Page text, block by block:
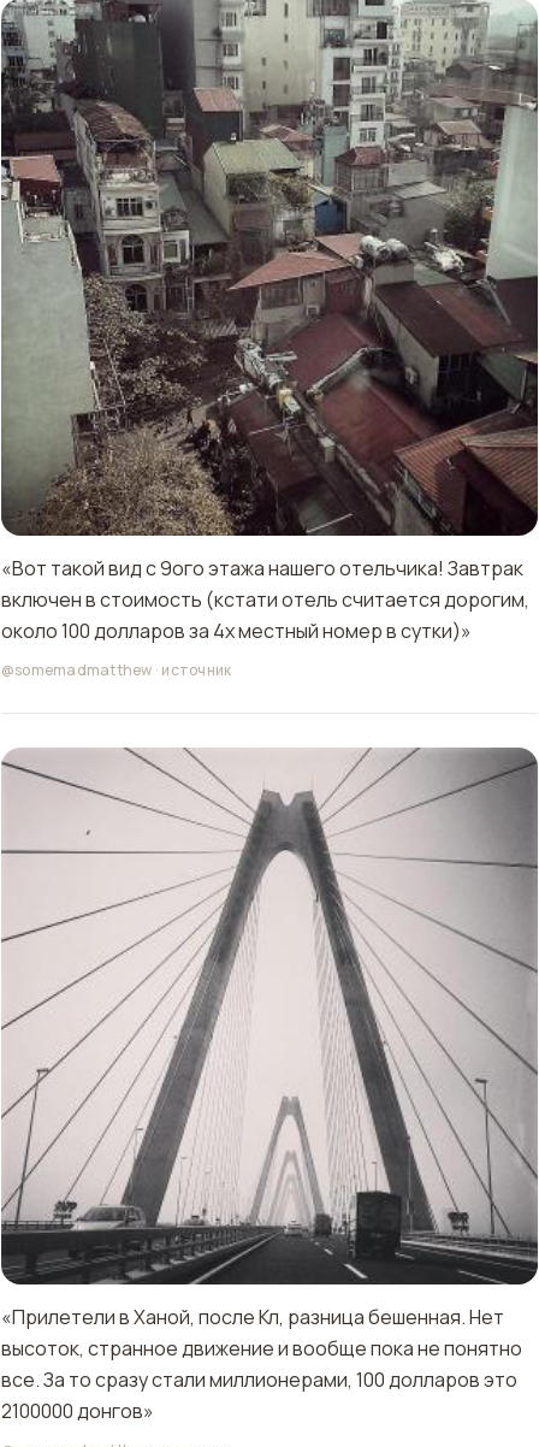
«Вот такой вид с 9ого этажа нашего отельчика! Завтрак
включен в стоимость (кстати отель считается дорогим,
около 100 долларов за 4х местный номер в сутки)»
@somemadmatthew · источник
«Прилетели в Ханой, после Кл, разница бешенная. Нет
высоток, странное движение и вообще пока не понятно
все. За то сразу стали миллионерами, 100 долларов это
2100000 донгов»